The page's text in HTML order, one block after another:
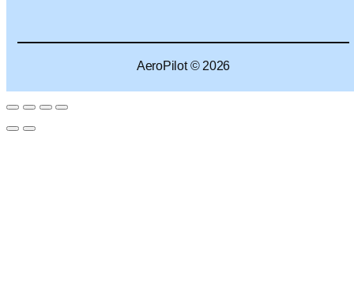
AeroPilot © 2026